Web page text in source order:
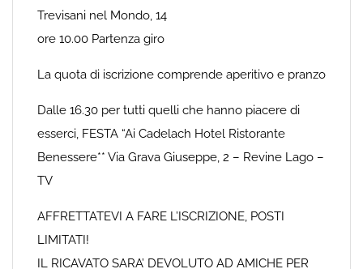
Trevisani nel Mondo, 14
ore 10.00 Partenza giro
La quota di iscrizione comprende aperitivo e pranzo
Dalle 16.30 per tutti quelli che hanno piacere di
esserci, FESTA “Ai Cadelach Hotel Ristorante
Benessere** Via Grava Giuseppe, 2 – Revine Lago –
TV
AFFRETTATEVI A FARE L’ISCRIZIONE, POSTI
LIMITATI!
IL RICAVATO SARA’ DEVOLUTO AD AMICHE PER